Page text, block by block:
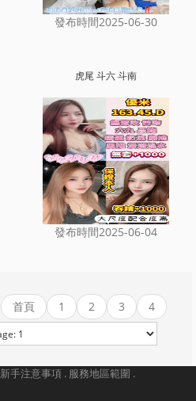
發布時間2025-06-30
虎尾 斗六 斗南
發布時間2025-06-04
首頁 1 2 3
4
新手注意事項 . 服務地區範圍 .